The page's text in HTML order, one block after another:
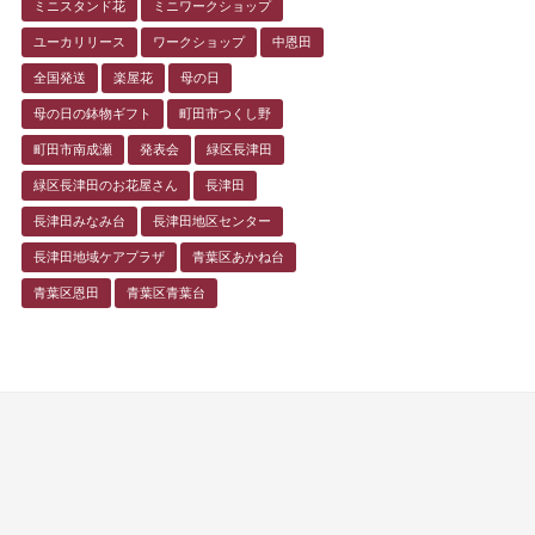
ミニスタンド花 ミニワークショップ
ユーカリリース ワークショップ 中恩田
全国発送 楽屋花 母の日
母の日の鉢物ギフト 町田市つくし野
町田市南成瀬 発表会 緑区長津田
緑区長津田のお花屋さん 長津田
長津田みなみ台 長津田地区センター
長津田地域ケアプラザ 青葉区あかね台
青葉区恩田 青葉区青葉台